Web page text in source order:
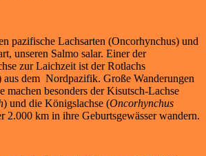
pazifische Lachsarten (Oncorhynchus) und
unseren Salmo salar. Einer der
zur Laichzeit ist der Rotlachs
aus dem Nordpazifik. Große Wanderungen
machen besonders der Kisutsch-Lachse
) und die Königslachse (Oncorhynchus
2.000 km in ihre Geburtsgewässer wandern.